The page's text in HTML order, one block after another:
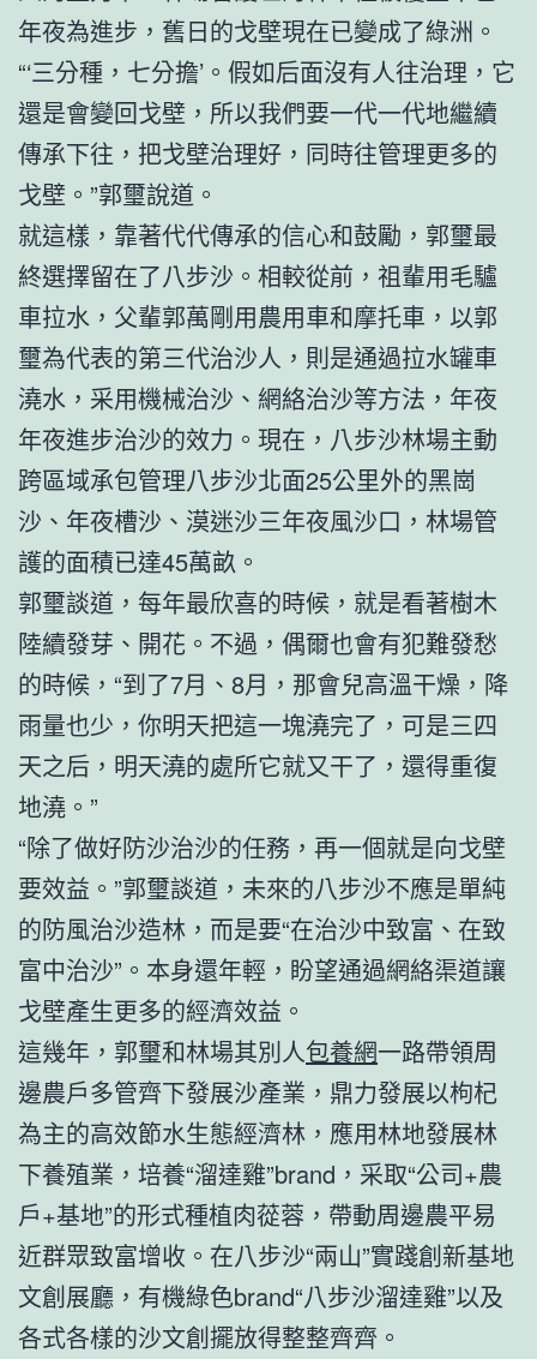
年夜為進步，舊日的戈壁現在已變成了綠洲。
“‘三分種，七分擔’。假如后面沒有人往治理，它
還是會變回戈壁，所以我們要一代一代地繼續
傳承下往，把戈壁治理好，同時往管理更多的
戈壁。”郭璽說道。
就這樣，靠著代代傳承的信心和鼓勵，郭璽最
終選擇留在了八步沙。相較從前，祖輩用毛驢
車拉水，父輩郭萬剛用農用車和摩托車，以郭
璽為代表的第三代治沙人，則是通過拉水罐車
澆水，采用機械治沙、網絡治沙等方法，年夜
年夜進步治沙的效力。現在，八步沙林場主動
跨區域承包管理八步沙北面25公里外的黑崗
沙、年夜槽沙、漠迷沙三年夜風沙口，林場管
護的面積已達45萬畝。
郭璽談道，每年最欣喜的時候，就是看著樹木
陸續發芽、開花。不過，偶爾也會有犯難發愁
的時候，“到了7月、8月，那會兒高溫干燥，降
雨量也少，你明天把這一塊澆完了，可是三四
天之后，明天澆的處所它就又干了，還得重復
地澆。”
“除了做好防沙治沙的任務，再一個就是向戈壁
要效益。”郭璽談道，未來的八步沙不應是單純
的防風治沙造林，而是要“在治沙中致富、在致
富中治沙”。本身還年輕，盼望通過網絡渠道讓
戈壁產生更多的經濟效益。
這幾年，郭璽和林場其別人包養網一路帶領周
邊農戶多管齊下發展沙產業，鼎力發展以枸杞
為主的高效節水生態經濟林，應用林地發展林
下養殖業，培養“溜達雞”brand，采取“公司+農
戶+基地”的形式種植肉蓯蓉，帶動周邊農平易
近群眾致富增收。在八步沙“兩山”實踐創新基地
文創展廳，有機綠色brand“八步沙溜達雞”以及
各式各樣的沙文創擺放得整整齊齊。